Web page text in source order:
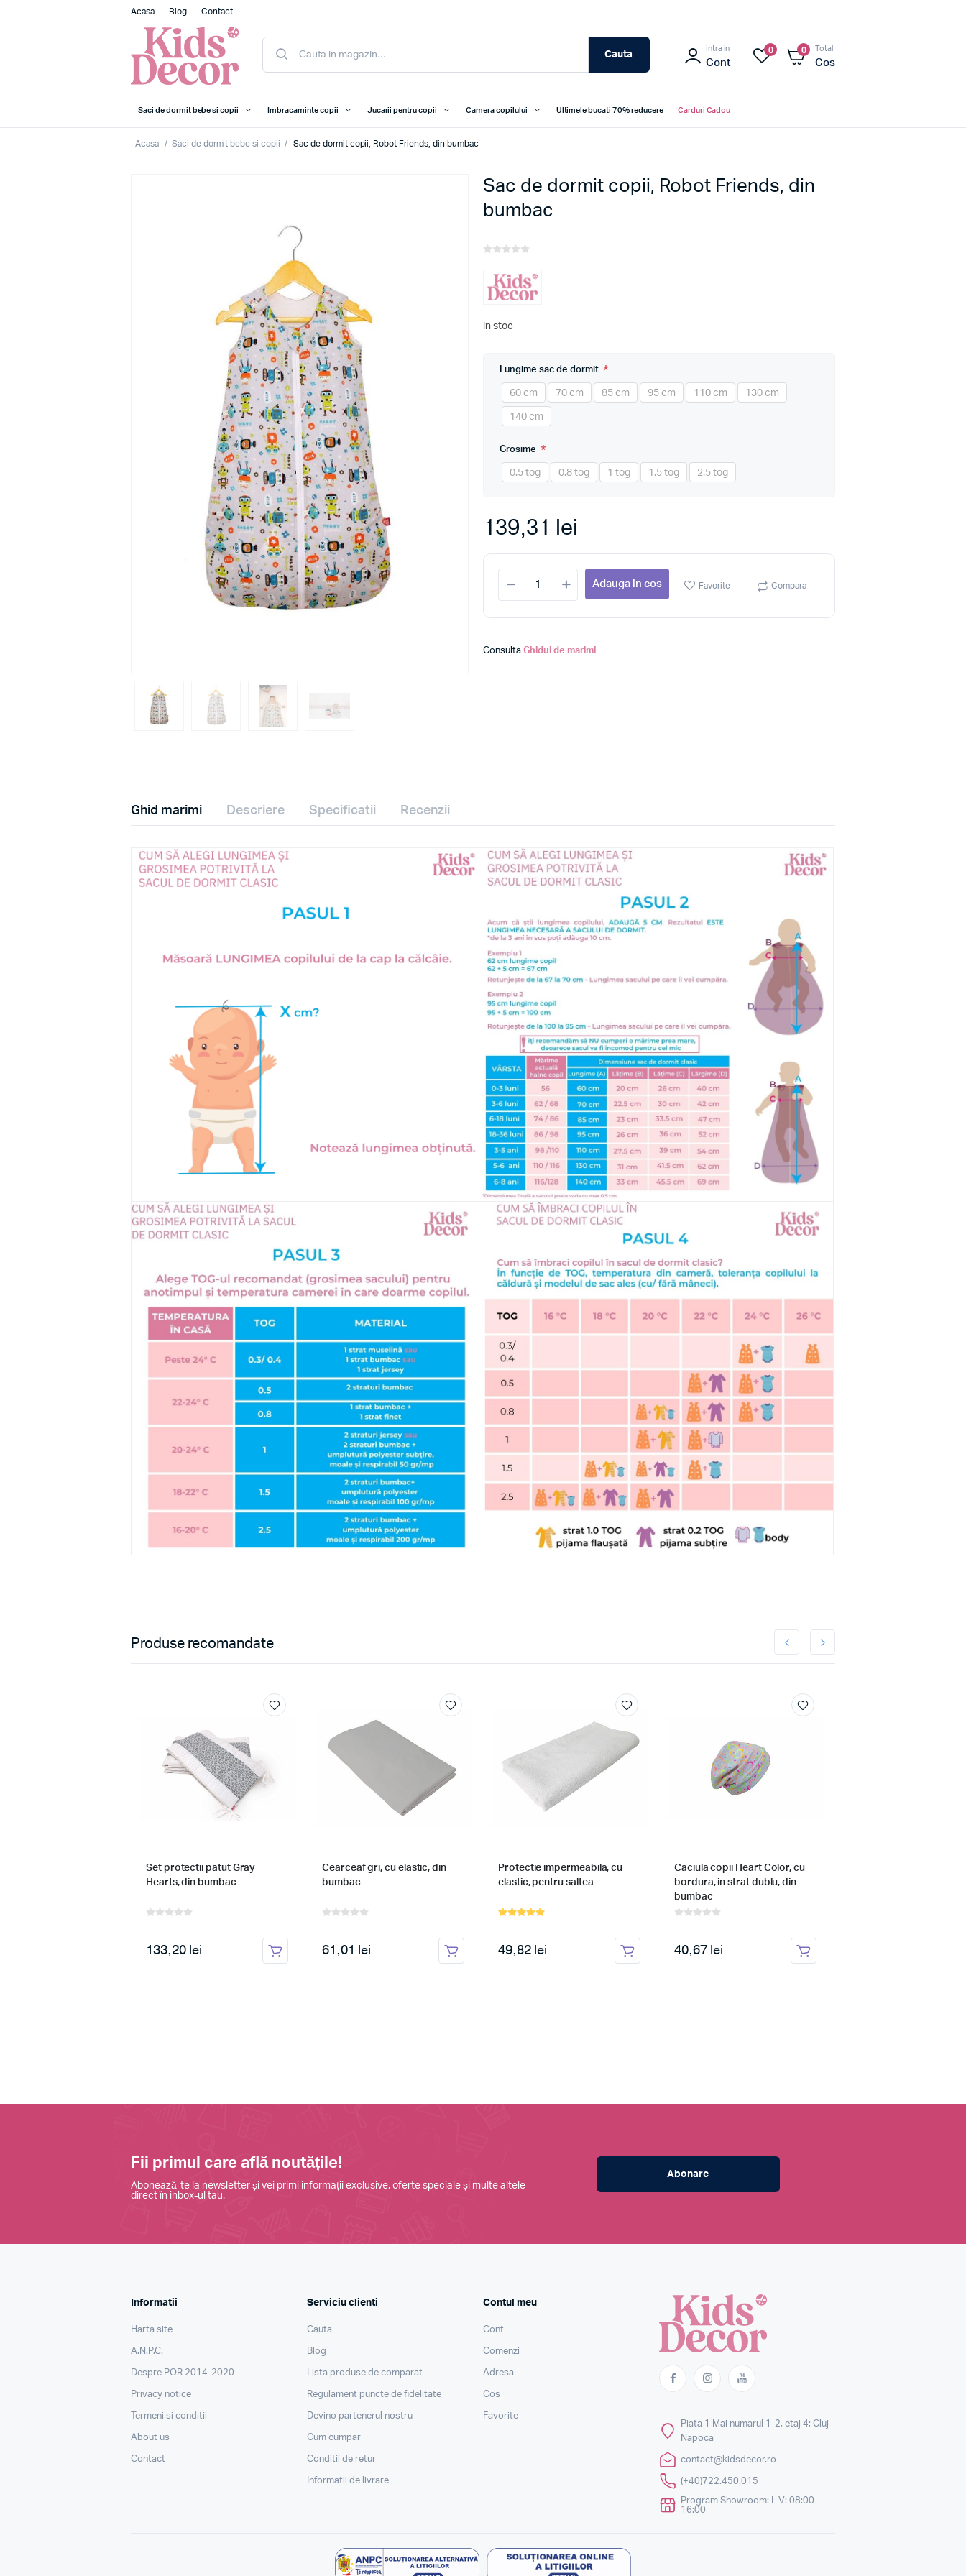
Acasa Blog Contact
Cauta
Intra in
Cont
0 Total
Cos
0
Saci de dormit bebe si copii Imbracaminte copii Jucarii pentru copii Camera copilului Ultimele bucati 70% reducere Carduri Cadou
Acasa / Saci de dormit bebe si copii / Sac de dormit copii, Robot Friends, din bumbac
Sac de dormit copii, Robot Friends, din
bumbac
in stoc
Lungime sac de dormit *
60 cm 70 cm 85 cm 95 cm 110 cm 130 cm
140 cm
Grosime *
0.5 tog 0.8 tog 1 tog 1.5 tog 2.5 tog
139,31 lei
Adauga in cos Favorite Compara
Consulta Ghidul de marimi
Ghid marimi Descriere Specificatii Recenzii
Produse recomandate
Set protectii patut Gray
Hearts, din bumbac
133,20 lei
Cearceaf gri, cu elastic, din
bumbac
61,01 lei
Protectie impermeabila, cu
elastic, pentru saltea
49,82 lei
Caciula copii Heart Color, cu
bordura, in strat dublu, din
bumbac
40,67 lei
Fii primul care află noutățile!
Abonează-te la newsletter și vei primi informații exclusive, oferte speciale și multe altele
direct în inbox-ul tau.
Abonare
Informatii
Harta site
A.N.P.C.
Despre POR 2014-2020
Privacy notice
Termeni si conditii
About us
Contact
Serviciu clienti
Cauta
Blog
Lista produse de comparat
Regulament puncte de fidelitate
Devino partenerul nostru
Cum cumpar
Conditii de retur
Informatii de livrare
Contul meu
Cont
Comenzi
Adresa
Cos
Favorite
Piata 1 Mai numarul 1-2, etaj 4; Cluj-
Napoca
contact@kidsdecor.ro
(+40)722.450.015
Program Showroom: L-V: 08:00 -
16:00